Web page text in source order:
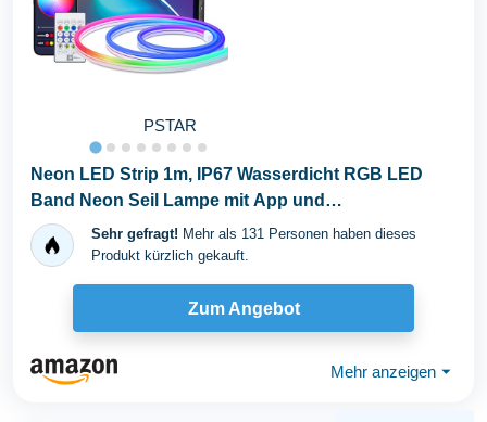
PSTAR
Neon LED Strip 1m, IP67 Wasserdicht RGB LED
Band Neon Seil Lampe mit App und
Fernbedienung...
Sehr gefragt! Mehr als 131 Personen haben dieses
Produkt kürzlich gekauft.
Zum Angebot
Mehr anzeigen ⏷